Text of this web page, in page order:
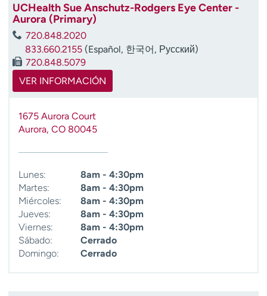
c
o
n
UCHealth Sue Anschutz-Rodgers Eye Center -
Aurora (Primary)
720.848.2020
833.660.2155 (Español, 한국어, Русский)
720.848.5079
VER INFORMACIÓN
1675 Aurora Court
Aurora, CO 80045
Lunes:
8am - 4:30pm
Martes:
8am - 4:30pm
Miércoles:
8am - 4:30pm
Jueves:
8am - 4:30pm
Viernes:
8am - 4:30pm
Sábado:
Cerrado
Domingo:
Cerrado